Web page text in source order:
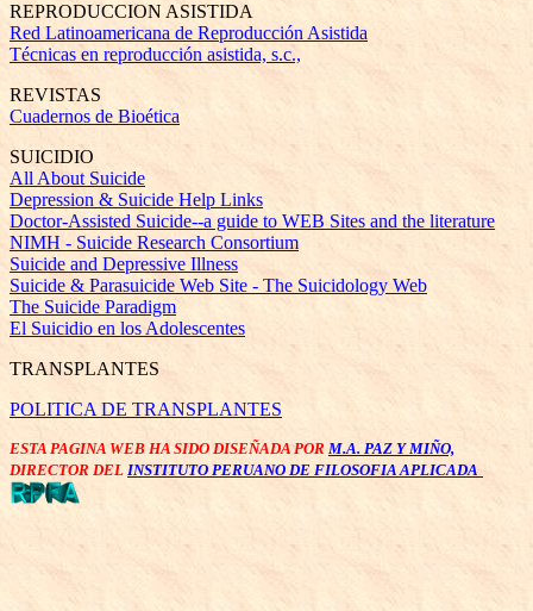
REPRODUCCION ASISTIDA
Red Latinoamericana de Reproducción Asistida
Técnicas en reproducción asistida, s.c.,
REVISTAS
Cuadernos de Bioética
SUICIDIO
All About Suicide
Depression & Suicide Help Links
Doctor-Assisted Suicide--a guide to WEB Sites and the literature
NIMH - Suicide Research Consortium
Suicide and Depressive Illness
Suicide & Parasuicide Web Site - The Suicidology Web
The Suicide Paradigm
El Suicidio en los Adolescentes
TRANSPLANTES
POLITICA DE TRANSPLANTES
ESTA PAGINA WEB HA SIDO DISEÑADA POR M.A. PAZ Y MIÑO,
DIRECTOR DEL INSTITUTO PERUANO DE FILOSOFIA APLICADA